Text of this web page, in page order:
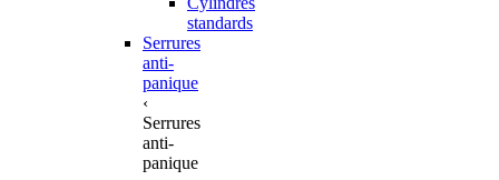
standards
Serrures
anti-
panique
‹
Serrures
anti-
panique